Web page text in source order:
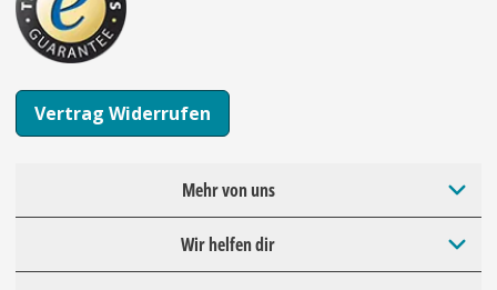
Vertrag Widerrufen
Mehr von uns
Wir helfen dir